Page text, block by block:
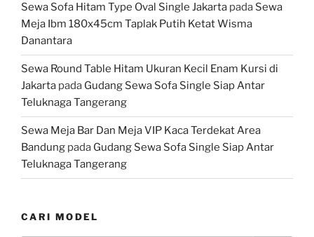
Sewa Sofa Hitam Type Oval Single Jakarta pada Sewa
Meja Ibm 180x45cm Taplak Putih Ketat Wisma
Danantara
Sewa Round Table Hitam Ukuran Kecil Enam Kursi di
Jakarta pada Gudang Sewa Sofa Single Siap Antar
Teluknaga Tangerang
Sewa Meja Bar Dan Meja VIP Kaca Terdekat Area
Bandung pada Gudang Sewa Sofa Single Siap Antar
Teluknaga Tangerang
CARI MODEL